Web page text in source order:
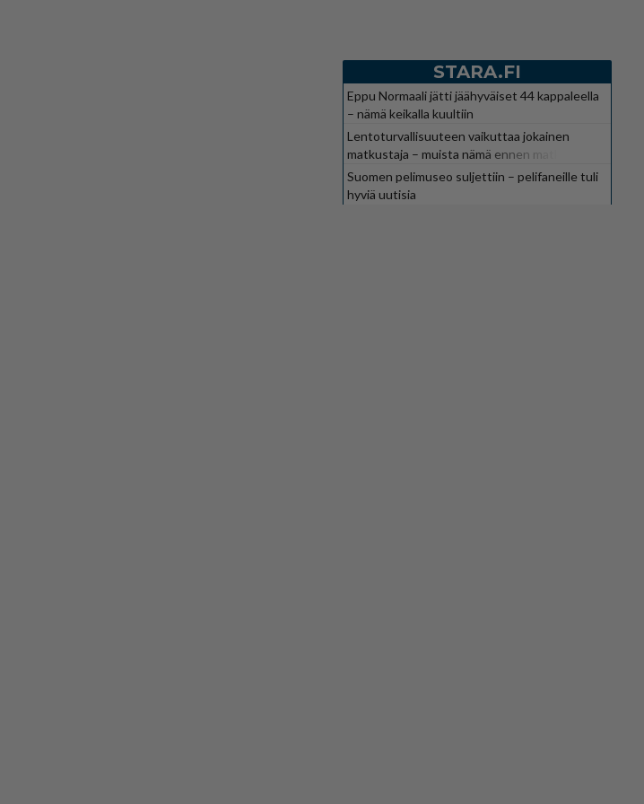
STARA.FI
Eppu Normaali jätti jäähyväiset 44 kappaleella
– nämä keikalla kuultiin
Lentoturvallisuuteen vaikuttaa jokainen
matkustaja – muista nämä ennen matkaa
Suomen pelimuseo suljettiin – pelifaneille tuli
hyviä uutisia